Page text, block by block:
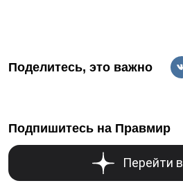
Поделитесь, это важно
Подпишитесь на Правмир
Перейти в